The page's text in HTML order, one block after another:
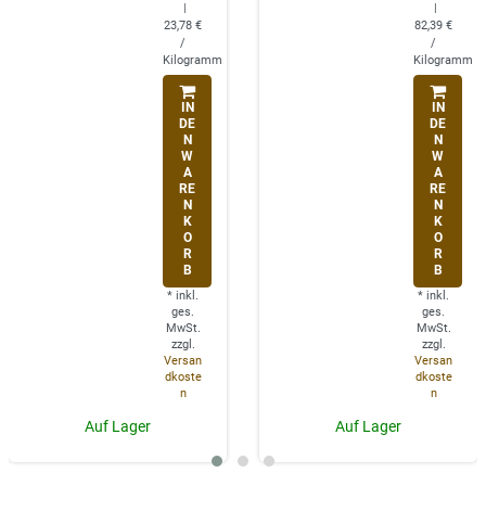
23,78 €
/
Kilogramm
IN
DE
N
W
A
RE
N
K
O
R
B
* inkl.
ges.
MwSt.
zzgl.
Versan
dkoste
n
Auf Lager
82,39 €
/
Kilogramm
IN
DE
N
W
A
RE
N
K
O
R
B
* inkl.
ges.
MwSt.
zzgl.
Versan
dkoste
n
Auf Lager